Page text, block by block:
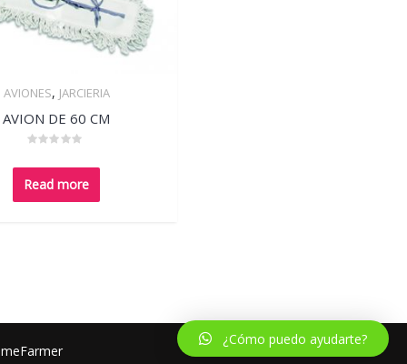
Quick View
AVIONES, JARCIERIA
AVION DE 60 CM
0
out
of
Read more
¿Cómo puedo ayudarte?